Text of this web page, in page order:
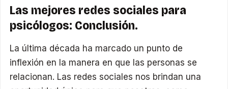
Las mejores redes sociales para
psicólogos: Conclusión.
La última década ha marcado un punto de
inflexión en la manera en que las personas se
relacionan. Las redes sociales nos brindan una